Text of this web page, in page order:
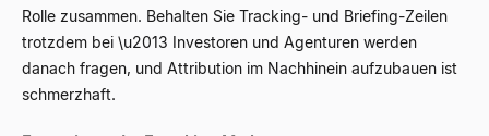
Rolle zusammen. Behalten Sie Tracking- und Briefing-Zeilen
trotzdem bei \u2013 Investoren und Agenturen werden
danach fragen, und Attribution im Nachhinein aufzubauen ist
schmerzhaft.